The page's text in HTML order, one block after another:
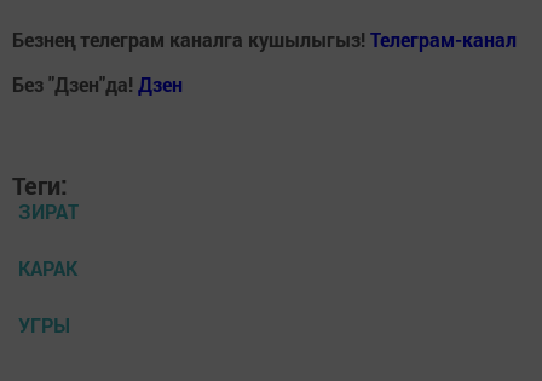
Безнең телеграм каналга кушылыгыз! Телеграм-канал
Без "Дзен"да! Дзен
Теги:
ЗИРАТ
КАРАК
УГРЫ